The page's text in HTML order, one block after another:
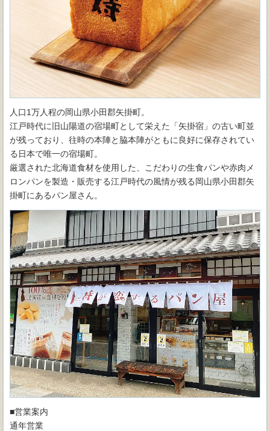
人口1万人程の岡山県小田郡矢掛町。
江戸時代に旧山陽道の宿場町として栄えた「矢掛宿」の古い町並
が残っており、往時の本陣と脇本陣がともに良好に保存されてい
る日本で唯一の宿場町。
厳選された北海道食材を使用した、こだわりの生食パンや赤肉メ
ロンパンを製造・販売する江戸時代の風情が残る岡山県小田郡矢
掛町にあるパン屋さん。
■営業案内
通年営業